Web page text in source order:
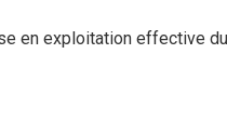
en exploitation effective